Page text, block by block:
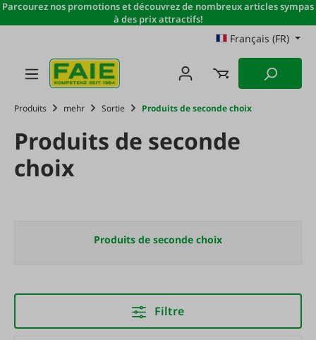
Passer au contenu principal
Parcourez nos promotions et découvrez de nombreux articles sympas
à des prix attractifs!
Français (FR)
Produits mehr Sortie Produits de seconde choix
Produits de seconde
choix
Produits de seconde choix
Filtre